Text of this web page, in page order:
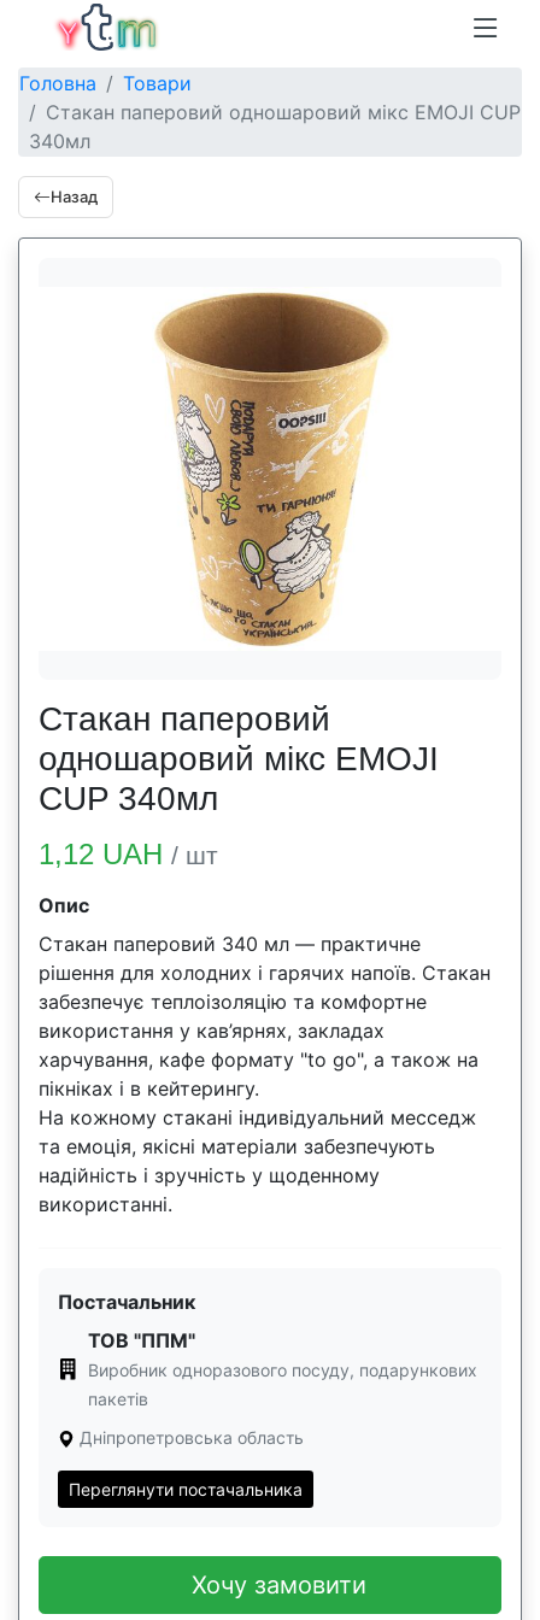
Головна
Товари
Стакан паперовий одношаровий мікс EMOJI CUP
340мл
Назад
Стакан паперовий
одношаровий мікс EMOJI
CUP 340мл
1,12 UAH / шт
Опис
Стакан паперовий 340 мл — практичне
рішення для холодних і гарячих напоїв. Стакан
забезпечує теплоізоляцію та комфортне
використання у кав’ярнях, закладах
харчування, кафе формату "to go", а також на
пікніках і в кейтерингу.
На кожному стакані індивідуальний месседж
та емоція, якісні матеріали забезпечують
надійність і зручність у щоденному
використанні.
Постачальник
ТОВ "ППМ"
Виробник одноразового посуду, подарункових
пакетів
Дніпропетровська область
Переглянути постачальника
Хочу замовити